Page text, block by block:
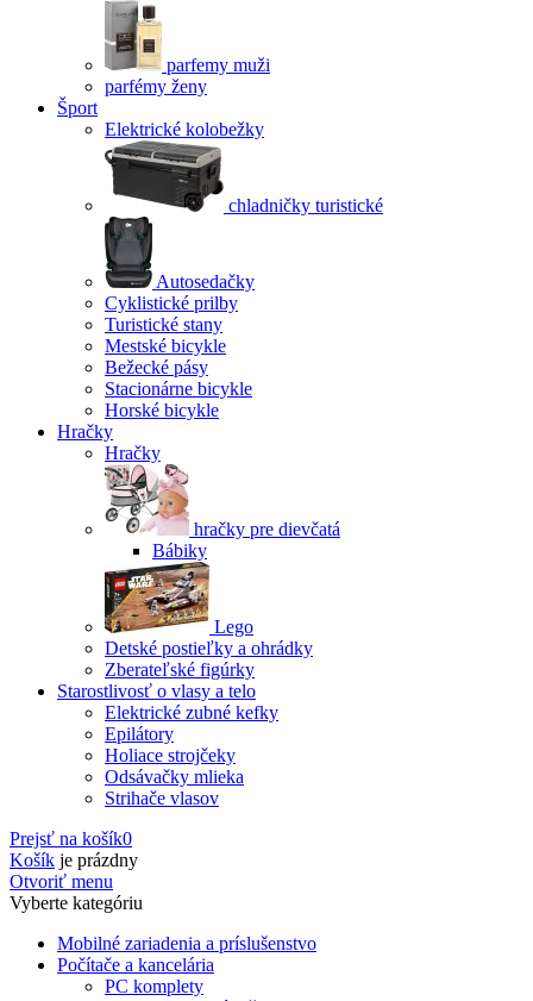
parfemy muži
parfémy ženy
Šport
Elektrické kolobežky
chladničky turistické
Autosedačky
Cyklistické prilby
Turistické stany
Mestské bicykle
Bežecké pásy
Stacionárne bicykle
Horské bicykle
Hračky
Hračky
hračky pre dievčatá
Bábiky
Lego
Detské postieľky a ohrádky
Zberateľské figúrky
Starostlivosť o vlasy a telo
Elektrické zubné kefky
Epilátory
Holiace strojčeky
Odsávačky mlieka
Strihače vlasov
Prejsť na košík0
Košík je prázdny
Otvoriť menu
Vyberte kategóriu
Mobilné zariadenia a príslušenstvo
Počítače a kancelária
PC komplety